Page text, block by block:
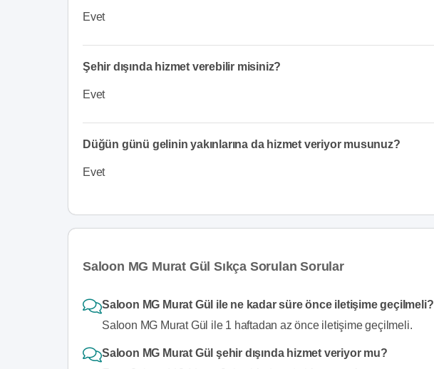
Evet
Şehir dışında hizmet verebilir misiniz?
Evet
Düğün günü gelinin yakınlarına da hizmet veriyor musunuz?
Evet
Saloon MG Murat Gül Sıkça Sorulan Sorular
Saloon MG Murat Gül ile ne kadar süre önce iletişime geçilmeli?
Saloon MG Murat Gül ile 1 haftadan az önce iletişime geçilmeli.
Saloon MG Murat Gül şehir dışında hizmet veriyor mu?